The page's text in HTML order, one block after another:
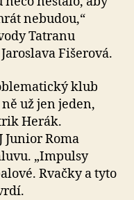
nebudou,“
Tatranu
Fišerová.
klub
už jen jeden,
Herák.
Junior Roma
„Impulsy
Rvačky a tyto